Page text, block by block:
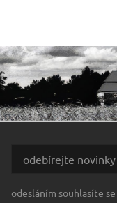
odesláním souhlasíte se